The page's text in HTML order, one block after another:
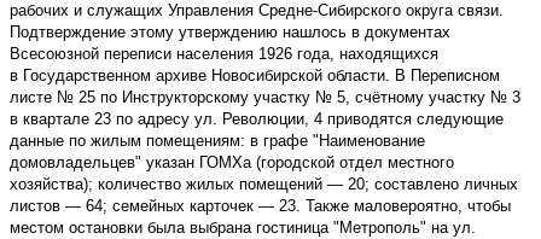
рабочих и служащих Управления Средне-Сибирского округа связи.
Подтверждение этому утверждению нашлось в документах
Всесоюзной переписи населения 1926 года, находящихся
в Государственном архиве Новосибирской области. В Переписном
листе № 25 по Инструкторскому участку № 5, счётному участку № 3
в квартале 23 по адресу ул. Революции, 4 приводятся следующие
данные по жилым помещениям: в графе "Наименование
домовладельцев" указан ГОМХа (городской отдел местного
хозяйства); количество жилых помещений — 20; составлено личных
листов — 64; семейных карточек — 23. Также маловероятно, чтобы
местом остановки была выбрана гостиница "Метрополь" на ул.